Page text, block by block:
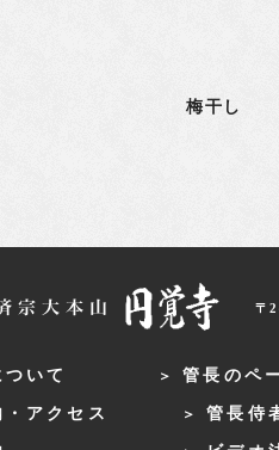
梅干し
〒
ついて
アクセス
管長のペ
管長侍